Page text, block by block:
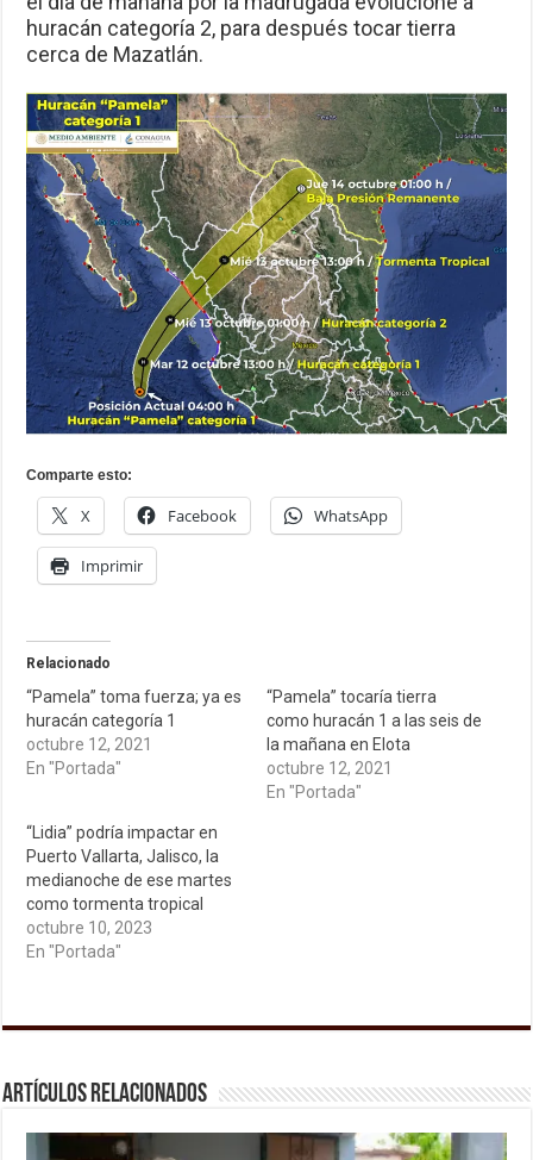
huracán categoría 2, para después tocar tierra
cerca de Mazatlán.
Comparte esto:
X Facebook WhatsApp
Imprimir
Relacionado
“Pamela” toma fuerza; ya es
huracán categoría 1
octubre 12, 2021
En "Portada"
“Pamela” tocaría tierra
como huracán 1 a las seis de
la mañana en Elota
octubre 12, 2021
En "Portada"
“Lidia” podría impactar en
Puerto Vallarta, Jalisco, la
medianoche de ese martes
como tormenta tropical
octubre 10, 2023
En "Portada"
Artículos relacionados